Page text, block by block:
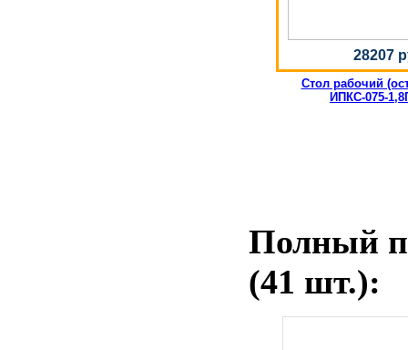
28207
Стол рабочий
ИПКС-075-
Полный
(41 шт.):